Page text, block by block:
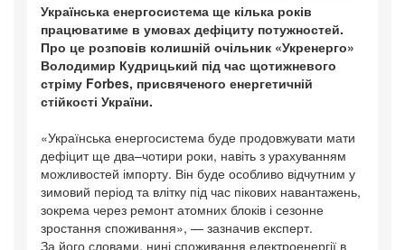
Українська енергосистема ще кілька років
працюватиме в умовах дефіциту потужностей.
Про це розповів колишній очільник «Укренерго»
Володимир Кудрицький під час щотижневого
стріму Forbes, присвяченого енергетичній
стійкості України.
«Українська енергосистема буде продовжувати мати
дефіцит ще два–чотири роки, навіть з урахуванням
можливостей імпорту. Він буде особливо відчутним у
зимовий період та влітку під час пікових навантажень,
зокрема через ремонт атомних блоків і сезонне
зростання споживання», — зазначив експерт.
За його словами, нині споживання електроенергії в